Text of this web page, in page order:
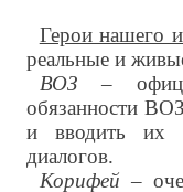
Герои нашего
реальные и
ВОЗ–
обязанности
и вводить их
диалогов.
Корифей –